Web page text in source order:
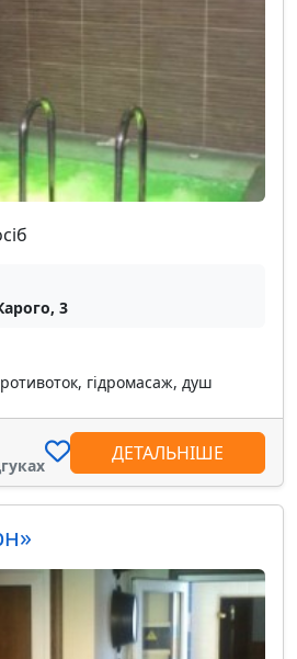
3
гідромасаж, душ
ДЕТАЛЬНІШЕ